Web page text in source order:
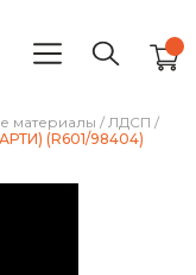
материалы / ЛДСП /
(R601/98404)